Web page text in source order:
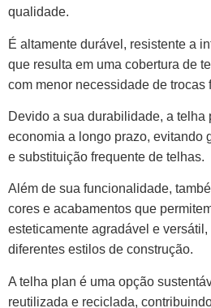
qualidade.
É altamente durável, resistente a
que resulta em uma cobertura de
com menor necessidade de trocas
Devido a sua durabilidade, a telha
economia a longo prazo, evitando
e substituição frequente de telhas.
Além de sua funcionalidade,
cores e acabamentos que
esteticamente agradável e
diferentes estilos de construção.
A telha plan é uma opção
reutilizada e reciclada,